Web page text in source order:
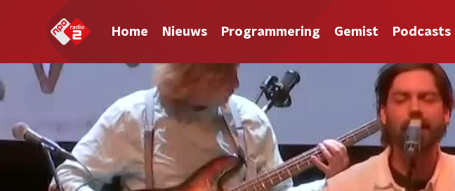
Home Nieuws Programmering Gemist Podcasts